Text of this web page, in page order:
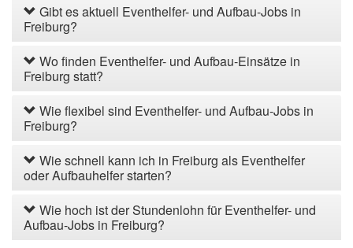
Gibt es aktuell Eventhelfer- und Aufbau-Jobs in
Freiburg?
Wo finden Eventhelfer- und Aufbau-Einsätze in
Freiburg statt?
Wie flexibel sind Eventhelfer- und Aufbau-Jobs in
Freiburg?
Wie schnell kann ich in Freiburg als Eventhelfer
oder Aufbauhelfer starten?
Wie hoch ist der Stundenlohn für Eventhelfer- und
Aufbau-Jobs in Freiburg?